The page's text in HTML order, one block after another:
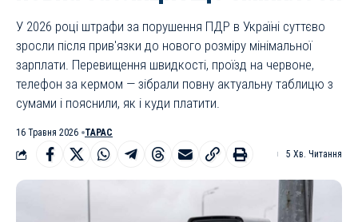
У 2026 році штрафи за порушення ПДР в Україні суттєво
зросли після прив'язки до нового розміру мінімальної
зарплати. Перевищення швидкості, проїзд на червоне,
телефон за кермом — зібрали повну актуальну таблицю з
сумами і пояснили, як і куди платити.
16 Травня 2026
ТАРАС
5 Хв. Читання